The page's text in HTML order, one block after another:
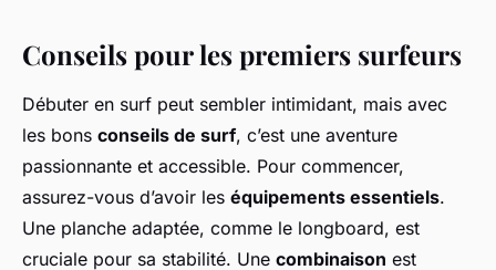
Conseils pour les premiers surfeurs
Débuter en surf peut sembler intimidant, mais avec
les bons conseils de surf, c’est une aventure
passionnante et accessible. Pour commencer,
assurez-vous d’avoir les équipements essentiels.
Une planche adaptée, comme le longboard, est
cruciale pour sa stabilité. Une combinaison est